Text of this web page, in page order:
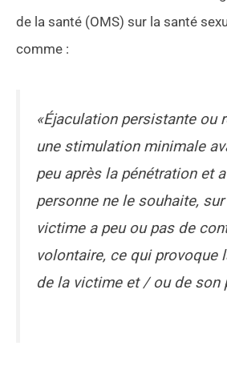
de la santé (OMS) sur la santé
comme :
«Éjaculation persistante ou
une stimulation minimale
peu après la pénétration et
personne ne le souhaite,
victime a peu ou pas de
volontaire, ce qui provoque
de la victime et / ou de son